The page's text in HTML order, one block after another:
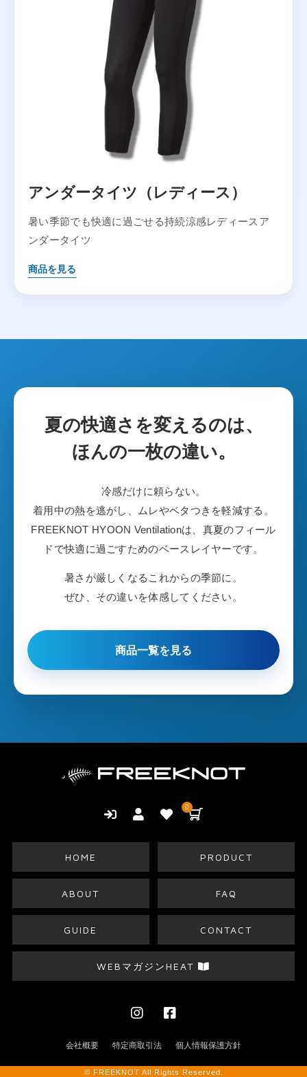
アンダータイツ（レディース）
暑い季節でも快適に過ごせる持続涼感レディースア
ンダータイツ
商品を見る
夏の快適さを変えるのは、
ほんの一枚の違い。
冷感だけに頼らない。
着用中の熱を逃がし、ムレやベタつきを軽減する。
FREEKNOT HYOON Ventilationは、真夏のフィール
ドで快適に過ごすためのベースレイヤーです。
暑さが厳しくなるこれからの季節に。
ぜひ、その違いを体感してください。
商品一覧を見る
0
HOME PRODUCT
ABOUT FAQ
GUIDE CONTACT
WEBマガジンHEAT
会社概要 特定商取引法 個人情報保護方針
© FREEKNOT All Rights Reserved.